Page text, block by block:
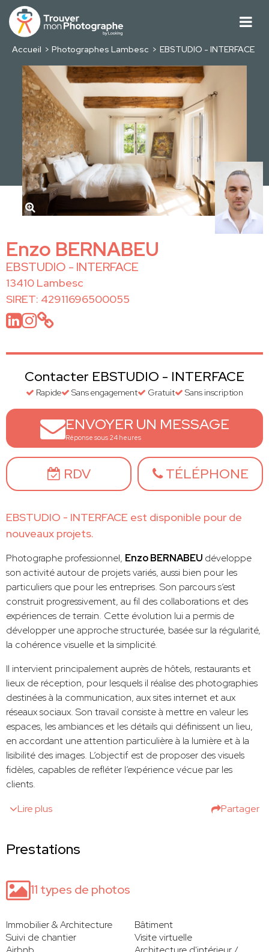
Accueil Photographes Lambesc EBSTUDIO - INTERFACE
Enzo BERNABEU
EBSTUDIO - INTERFACE
13410 Lambesc
SIRET: 42911696500055
Contacter EBSTUDIO - INTERFACE
Rapide Sans engagement Gratuit Sans inscription
ENVOYER UN MESSAGE
Réponse sous 24 heures
RDV TÉLÉPHONE
EBSTUDIO - INTERFACE est disponible pour de
nouveaux projets.
Photographe professionnel, Enzo BERNABEU développe
son activité autour de projets variés, aussi bien pour les
particuliers que pour les entreprises. Son parcours s’est
construit progressivement, au fil des collaborations et des
expériences de terrain. Cette évolution lui a permis de
développer une approche structurée, basée sur la régularité,
la cohérence visuelle et la simplicité.
Il intervient principalement auprès de hôtels, restaurants et
lieux de réception, pour lesquels il réalise des photographies
destinées à la communication, aux sites internet et aux
réseaux sociaux. Son travail consiste à mettre en valeur les
espaces, les ambiances et les détails qui définissent un lieu,
en accordant une attention particulière à la lumière et à la
lisibilité des images. L’objectif est de proposer des visuels
fidèles, capables de refléter l’expérience vécue par les
clients.
Lire plus
Partager
Prestations
11 types de photos
Immobilier & Architecture
Bâtiment
Suivi de chantier
Visite virtuelle